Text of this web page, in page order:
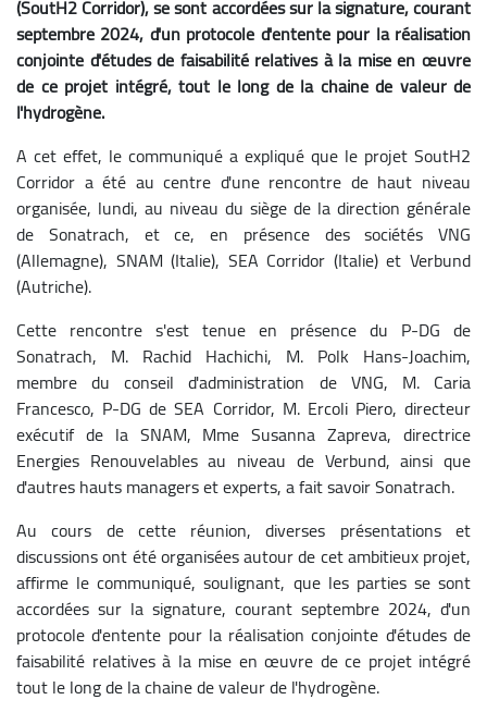
(SoutH2 Corridor), se sont accordées sur la signature, courant
septembre 2024, d'un protocole d'entente pour la réalisation
conjointe d'études de faisabilité relatives à la mise en œuvre
de ce projet intégré, tout le long de la chaine de valeur de
l'hydrogène.
A cet effet, le communiqué a expliqué que le projet SoutH2
Corridor a été au centre d'une rencontre de haut niveau
organisée, lundi, au niveau du siège de la direction générale
de Sonatrach, et ce, en présence des sociétés VNG
(Allemagne), SNAM (Italie), SEA Corridor (Italie) et Verbund
(Autriche).
Cette rencontre s'est tenue en présence du P-DG de
Sonatrach, M. Rachid Hachichi, M. Polk Hans-Joachim,
membre du conseil d'administration de VNG, M. Caria
Francesco, P-DG de SEA Corridor, M. Ercoli Piero, directeur
exécutif de la SNAM, Mme Susanna Zapreva, directrice
Energies Renouvelables au niveau de Verbund, ainsi que
d'autres hauts managers et experts, a fait savoir Sonatrach.
Au cours de cette réunion, diverses présentations et
discussions ont été organisées autour de cet ambitieux projet,
affirme le communiqué, soulignant, que les parties se sont
accordées sur la signature, courant septembre 2024, d'un
protocole d'entente pour la réalisation conjointe d'études de
faisabilité relatives à la mise en œuvre de ce projet intégré
tout le long de la chaine de valeur de l'hydrogène.